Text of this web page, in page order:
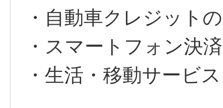
・自動車クレジット
・スマートフォン決済
・生活・移動サービス